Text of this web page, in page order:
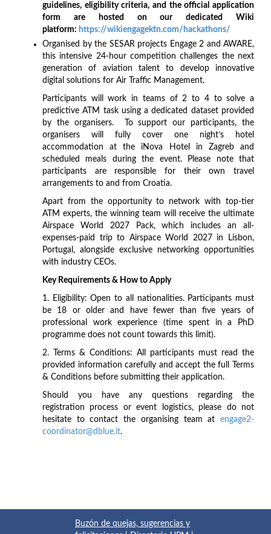
guidelines, eligibility criteria, and the official application
form are hosted on our dedicated Wiki
platform: https://wikiengagektn.com/hackathons/
Organised by the SESAR projects Engage 2 and AWARE,
this intensive 24-hour competition challenges the next
generation of aviation talent to develop innovative
digital solutions for Air Traffic Management.
Participants will work in teams of 2 to 4 to solve a
predictive ATM task using a dedicated dataset provided
by the organisers. To support our participants, the
organisers will fully cover one night’s hotel
accommodation at the iNova Hotel in Zagreb and
scheduled meals during the event. Please note that
participants are responsible for their own travel
arrangements to and from Croatia.
Apart from the opportunity to network with top-tier
ATM experts, the winning team will receive the ultimate
Airspace World 2027 Pack, which includes an all-
expenses-paid trip to Airspace World 2027 in Lisbon,
Portugal, alongside exclusive networking opportunities
with industry CEOs.
Key Requirements & How to Apply
1. Eligibility: Open to all nationalities. Participants must
be 18 or older and have fewer than five years of
professional work experience (time spent in a PhD
programme does not count towards this limit).
2. Terms & Conditions: All participants must read the
provided information carefully and accept the full Terms
& Conditions before submitting their application.
Should you have any questions regarding the
registration process or event logistics, please do not
hesitate to contact the organising team at engage2-
coordinator@dblue.it.
Buzón de quejas, sugerencias y